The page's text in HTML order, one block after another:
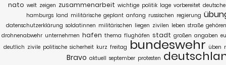
nato welt zeigen zusammenarbeit wichtige politik lage vorbereitet deutsche
hamburgs land militärische geplant anfang russischen regierung
datenschutzerklärung soldatinnen militärischen liegen zivilen leben straße gehören
drohnenabwehr unternehmen hafen thema flughäfen stadt großen angaben
deutlich zivile politische sicherheit kurz freitag bundeswehr üben
Bravo aktuell september protesten